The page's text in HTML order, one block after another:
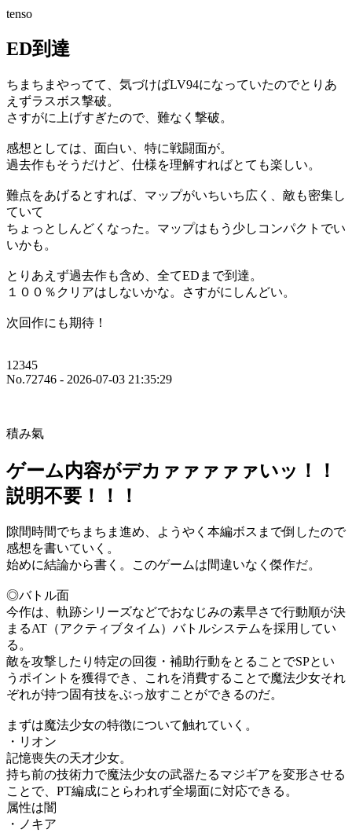
tenso
ED到達
ちまちまやってて、気づけばLV94になっていたのでとりあ
えずラスボス撃破。
さすがに上げすぎたので、難なく撃破。
感想としては、面白い、特に戦闘面が。
過去作もそうだけど、仕様を理解すればとても楽しい。
難点をあげるとすれば、マップがいちいち広く、敵も密集し
ていて
ちょっとしんどくなった。マップはもう少しコンパクトでい
いかも。
とりあえず過去作も含め、全てEDまで到達。
１００％クリアはしないかな。さすがにしんどい。
次回作にも期待！
12345
No.72746 - 2026-07-03 21:35:29
積み氣
ゲーム内容がデカァァァァァいッ！！
説明不要！！！
隙間時間でちまちま進め、ようやく本編ボスまで倒したので
感想を書いていく。
始めに結論から書く。このゲームは間違いなく傑作だ。
◎バトル面
今作は、軌跡シリーズなどでおなじみの素早さで行動順が決
まるAT（アクティブタイム）バトルシステムを採用してい
る。
敵を攻撃したり特定の回復・補助行動をとることでSPとい
うポイントを獲得でき、これを消費することで魔法少女それ
ぞれが持つ固有技をぶっ放すことができるのだ。
まずは魔法少女の特徴について触れていく。
・リオン
記憶喪失の天才少女。
持ち前の技術力で魔法少女の武器たるマジギアを変形させる
ことで、PT編成にとらわれず全場面に対応できる。
属性は闇
・ノキア